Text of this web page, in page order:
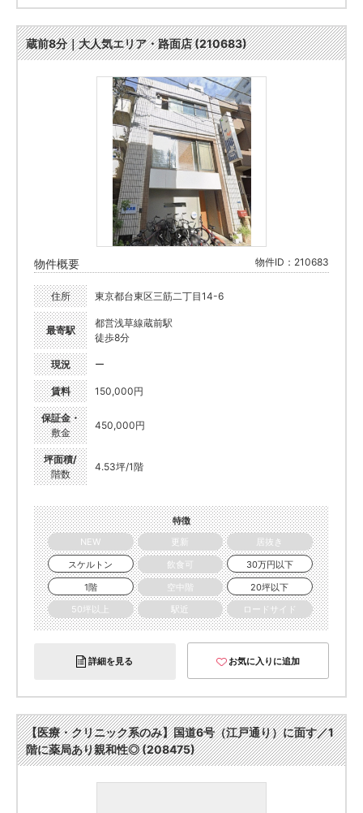
蔵前8分｜大人気エリア・路面店 (210683)
物件概要 物件ID：210683
住所 東京都台東区三筋二丁目14-6
最寄駅
都営浅草線蔵前駅
徒歩8分
現況 ー
賃料 150,000円
保証金・
敷金
450,000円
坪面積/
階数
4.53坪/1階
特徴
NEW
更新
居抜き
スケルトン
飲食可
30万円以下
1階
空中階
20坪以下
50坪以上
駅近 ロードサイド
詳細を見る お気に入りに追加
【医療・クリニック系のみ】国道6号（江戸通り）に面す／1
階に薬局あり親和性◎ (208475)